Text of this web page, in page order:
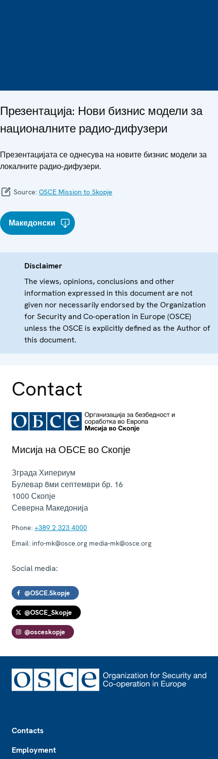
Презентација: Нови бизнис модели за
националните радио-дифузери
Презентацијата се однесува на новите бизнис модели за
локалните радио-дифузери.
Source: OSCE Mission to Skopje
Македонски
Disclaimer
The views, opinions, conclusions and other
information expressed in this document are not
given nor necessarily endorsed by the Organization
for Security and Co-operation in Europe (OSCE)
unless the OSCE is explicitly defined as the Author of
this document.
Contact
Мисија на ОБСЕ во Скопје
Зграда Хипериум
Булевар 8ми септември бр. 16
1000 Скопје
Северна Македонија
Phone: +389 2 323 4000
Email: info-mk@osce.org media-mk@osce.org
Social media:
@OSCE.Skopje
@OSCE_Skopje
@osceskopje
Contacts
Employment